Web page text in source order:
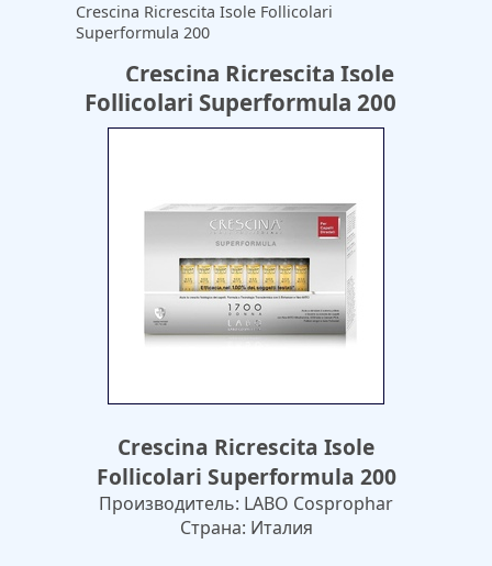
Crescina Ricrescita Isole Follicolari
Superformula 200
Crescina Ricrescita Isole
Follicolari Superformula 200
Crescina Ricrescita Isole
Follicolari Superformula 200
Производитель: LABO Cosprophar
Страна: Италия